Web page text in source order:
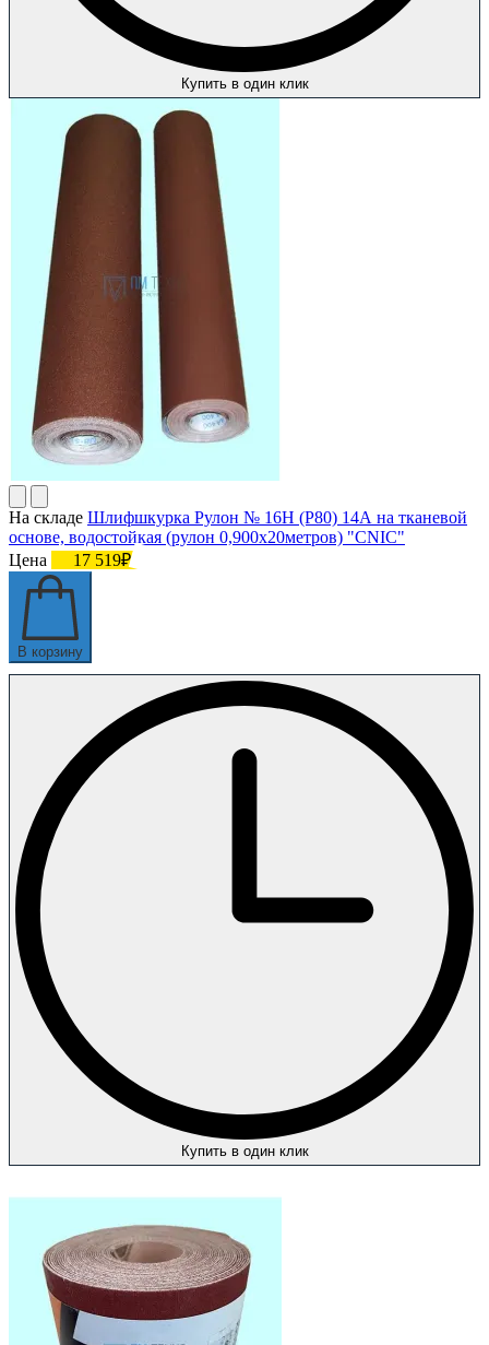
Купить в один клик
На складе Шлифшкурка Рулон № 16Н (P80) 14А на тканевой
основе, водостойкая (рулон 0,900х20метров) "CNIC"
Цена
17 519₽
В корзину
Купить в один клик